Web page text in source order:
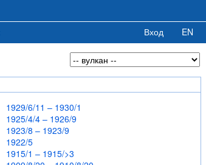
Вход EN
1929/6/11 – 1930/1
1925/4/4 – 1926/9
1923/8 – 1923/9
1922/5
1915/1 – 1915/>3